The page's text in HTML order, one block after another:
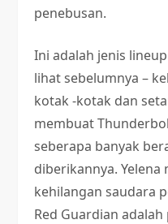
penebusan.
Ini adalah jenis
lihat sebelumnya –
kotak -kotak dan
membuat
seberapa banyak
diberikannya. Yelena
kehilangan saudara
Red Guardian